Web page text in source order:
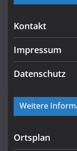
Kontakt
Impressum
Datenschutz
Weitere
Ortsplan